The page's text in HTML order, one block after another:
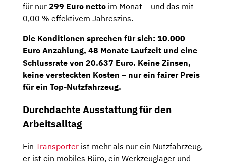
für nur 299 Euro netto im Monat – und das mit
0,00 % effektivem Jahreszins.
Die Konditionen sprechen für sich: 10.000
Euro Anzahlung, 48 Monate Laufzeit und eine
Schlussrate von 20.637 Euro. Keine Zinsen,
keine versteckten Kosten – nur ein fairer Preis
für ein Top-Nutzfahrzeug.
Durchdachte Ausstattung für den
Arbeitsalltag
Ein Transporter ist mehr als nur ein Nutzfahrzeug,
er ist ein mobiles Büro, ein Werkzeuglager und